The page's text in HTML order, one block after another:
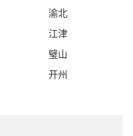
渝北
江津
璧山
开州